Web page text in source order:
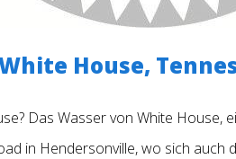
House,
Das Wasser von White House,
in Hendersonville, wo sich auch